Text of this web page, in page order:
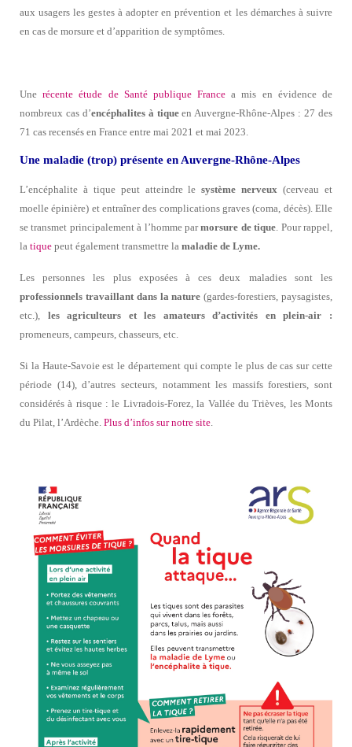
aux usagers les gestes à adopter en prévention et les démarches à suivre
en cas de morsure et d’apparition de symptômes.
Unerécente étude de Santé publique France a mis en évidence de
nombreux cas d’encéphalites à tiqueen Auvergne-Rhône-Alpes : 27 des
71 cas recensés en France entre mai 2021 et mai 2023.
Une maladie (trop) présente en Auvergne-Rhône-Alpes
L’encéphalite à tique peut atteindre lesystème nerveux (cerveau et
moelle épinière) et entraîner des complications graves (coma, décès). Elle
se transmet principalement à l’homme parmorsure de tique . Pour rappel,
la tique peut également transmettre la maladie de Lyme.
Les personnes les plus exposées à ces deux maladies sont les
professionnels travaillant dans la nature(gardes-forestiers, paysagistes,
etc.), les agriculteurs et les amateurs d’activités en plein-air :
promeneurs, campeurs, chasseurs, etc.
Si la Haute-Savoie est le département qui compte le plus de cas sur cette
période (14), d’autres secteurs, notamment les massifs forestiers, sont
considérés à risque : le Livradois-Forez, la Vallée du Trièves, les Monts
du Pilat, l’Ardèche. Plus d’infos sur notre site